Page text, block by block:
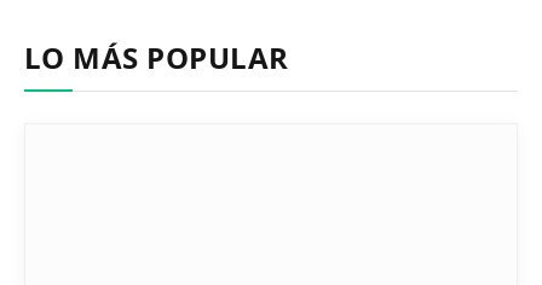
LO MÁS POPULAR